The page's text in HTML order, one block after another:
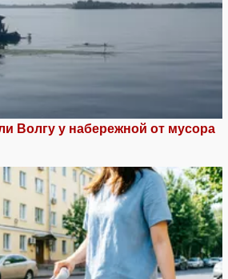
Волгу у набережной от мусора